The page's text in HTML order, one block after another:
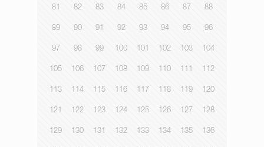
81 82 83 84 85 86 87 88
89 90 91 92 93 94 95 96
97 98 99 100 101 102 103 104
105 106 107 108 109 110 111 112
113 114 115 116 117 118 119 120
121 122 123 124 125 126 127 128
129 130 131 132 133 134 135 136